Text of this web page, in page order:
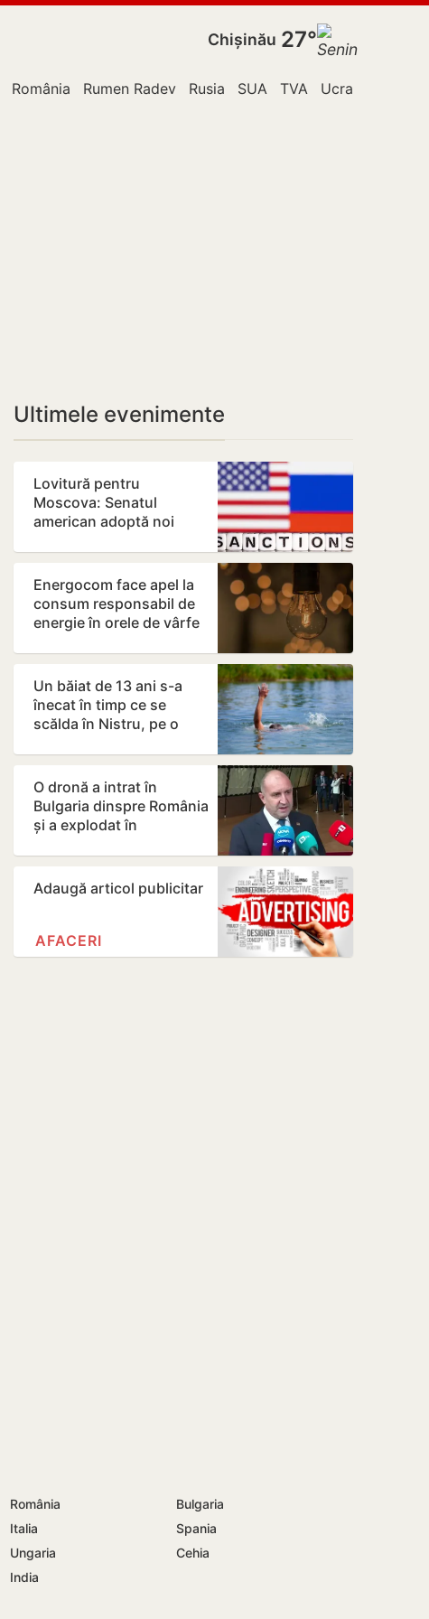
Chișinău 27°
România Rumen Radev Rusia SUA TVA Ucraina
Ultimele evenimente
Lovitură pentru
Moscova: Senatul
american adoptă noi
Rusiei
Energocom face apel la
consum responsabil de
energie în orele de vârfe
Un băiat de 13 ani s-a
înecat în timp ce se
scălda în Nistru, pe o
Bender
O dronă a intrat în
Bulgaria dinspre România
și a explodat în
gazoduct
Adaugă articol publicitar
AFACERI
România
Bulgaria
Italia
Spania
Ungaria
Cehia
India